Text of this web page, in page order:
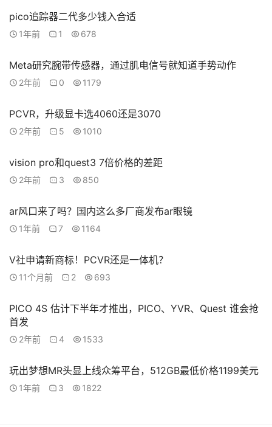
pico追踪器二代多少钱入合适
1年前 1 678
Meta研究腕带传感器，通过肌电信号就知道手势动作
2年前 0 1179
PCVR，升级显卡选4060还是3070
2年前 5 1010
vision pro和quest3 7倍价格的差距
2年前 3 850
ar风口来了吗？国内这么多厂商发布ar眼镜
1年前 7 1164
V社申请新商标！PCVR还是一体机？
11个月前 2 693
PICO 4S 估计下半年才推出，PICO、YVR、Quest 谁会抢
首发
2年前 4 1533
玩出梦想MR头显上线众筹平台，512GB最低价格1199美元
1年前 3 1822